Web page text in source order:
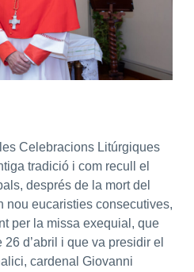
Celebracions Litúrgiques
tradició i com recull el
després de la mort del
nou eucaristies consecutives,
per la missa exequial, que
d’abril i que va presidir el
cardenal Giovanni